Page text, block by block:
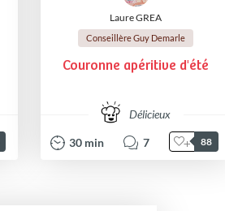
Laure GREA
Conseillère Guy Demarle
Couronne apéritive d'été
Délicieux
30 min 7 88